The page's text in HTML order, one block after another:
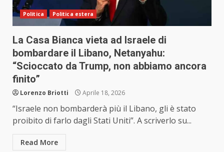
Politica Politica estera
La Casa Bianca vieta ad Israele di
bombardare il Libano, Netanyahu:
“Scioccato da Trump, non abbiamo ancora
finito”
Lorenzo Briotti Aprile 18, 2026
“Israele non bombarderà più il Libano, gli è stato
proibito di farlo dagli Stati Uniti”. A scriverlo su...
Read More